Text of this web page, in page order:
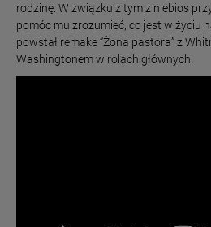
rodzinę. W związku z tym z niebios
pomóc mu zrozumieć, co jest w życiu
powstał remake “Żona pastora” z
Washingtonem w rolach głównych.